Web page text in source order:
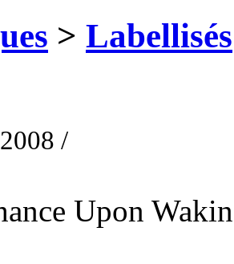
> Labellisés
/
Upon